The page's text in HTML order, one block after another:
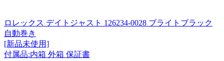
ロレックス デイトジャスト 126234-0028 ブライトブラック
自動巻き
[新品未使用]
付属品:内箱 外箱 保証書